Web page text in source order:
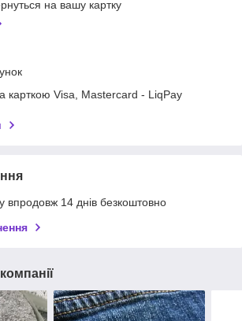
на вашу картку
карткою Visa, Mastercard - LiqPay
впродовж 14 днів безкоштовно